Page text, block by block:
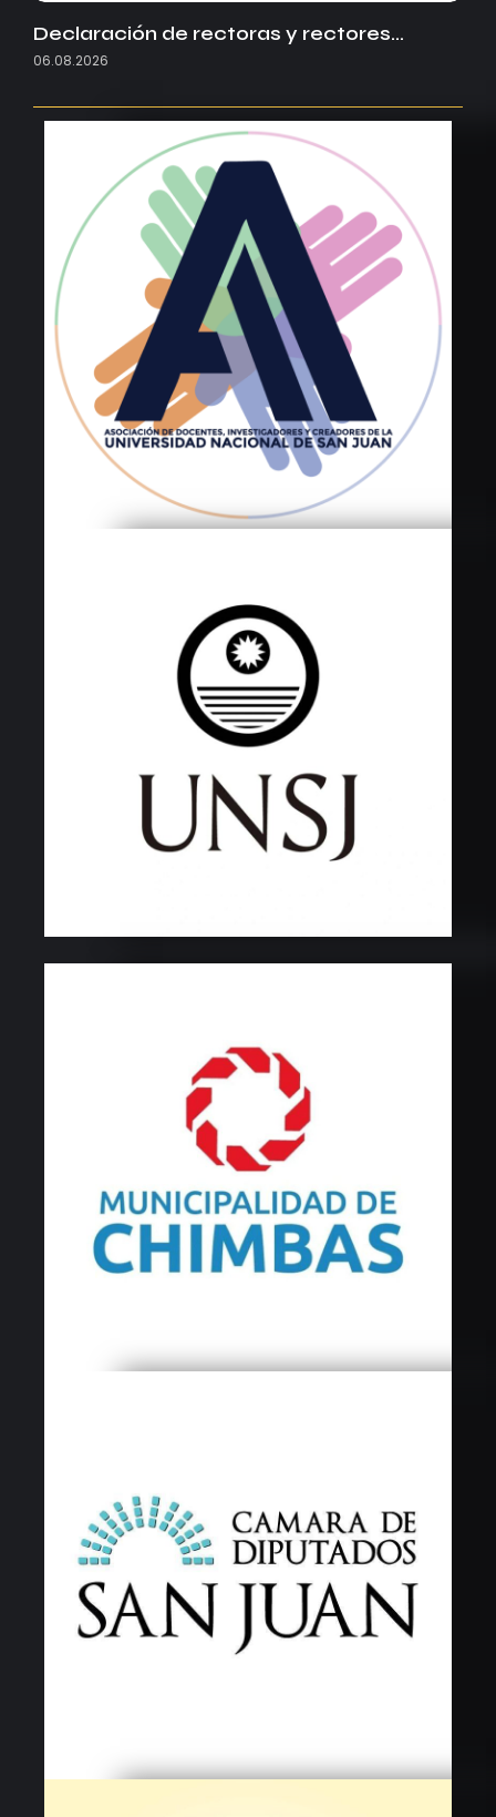
Declaración de rectoras y rectores…
06.08.2026